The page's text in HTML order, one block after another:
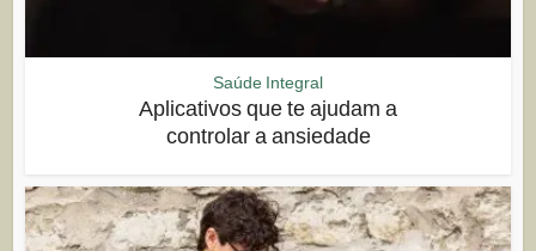
Saúde Integral
Aplicativos que te ajudam a
controlar a ansiedade